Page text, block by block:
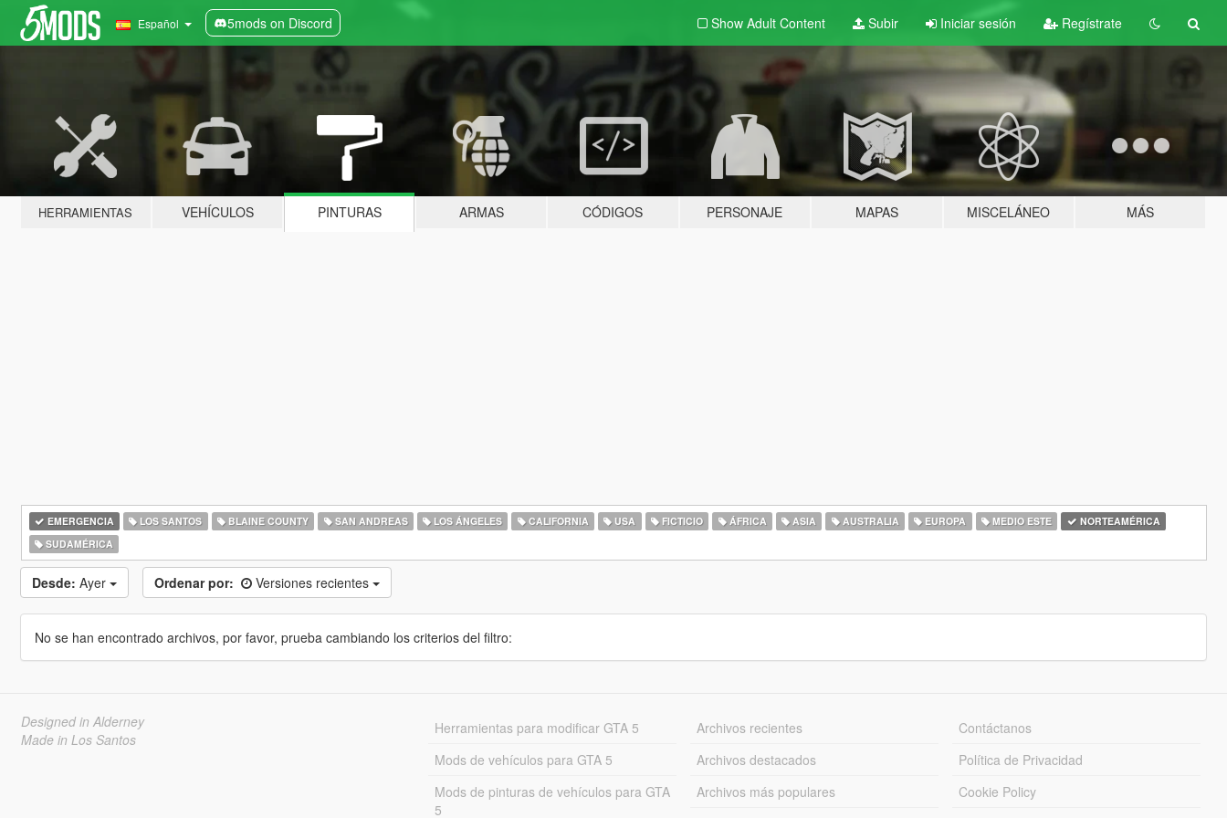
Español 5mods on Discord Show Adult Content Subir Iniciar sesión Regístrate
HERRAMIENTAS VEHÍCULOS PINTURAS ARMAS CÓDIGOS PERSONAJE MAPAS MISCELÁNEO MÁS
EMERGENCIA LOS SANTOS BLAINE COUNTY SAN ANDREAS LOS ÁNGELES CALIFORNIA USA FICTICIO ÁFRICA ASIA AUSTRALIA EUROPA MEDIO ESTE
NORTEAMÉRICA
SUDAMÉRICA
Desde: Ayer Ordenar por: Versiones recientes
No se han encontrado archivos, por favor, prueba cambiando los criterios del filtro:
Designed in Alderney
Made in Los Santos
Herramientas para modificar GTA 5
Mods de vehículos para GTA 5
Mods de pinturas de vehículos para GTA
5
Archivos recientes
Archivos destacados
Archivos más populares
Contáctanos
Política de Privacidad
Cookie Policy